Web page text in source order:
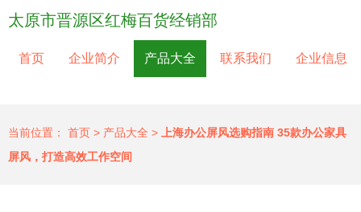
太原市晋源区红梅百货经销部
首页 企业简介 产品大全 联系我们 企业信息
当前位置： 首页 > 产品大全 >
上海办公屏风选购指南 35款办公家具
屏风，打造高效工作空间